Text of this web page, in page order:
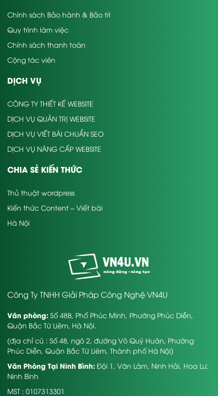
Chính sách Bảo hành & Bảo trì
Quy trình làm việc
Chính sách thanh toán
Cộng tác viên
DỊCH VỤ
CÔNG TY THIẾT KẾ WEBSITE
DỊCH VỤ QUẢN TRỊ WEBSITE
DỊCH VỤ VIẾT BÀI CHUẨN SEO
DỊCH VỤ NÂNG CẤP WEBSITE
CHIA SẺ KIẾN THỨC
Thủ thuật wordpress
Kiến thức Content – Viết bài
Hà Nội
Công Ty TNHH Giải Pháp Công Nghệ VN4U
Văn phòng: Số 48B, Phố Phúc Minh, Phường Phúc Diễn,
Quận Bắc Từ Liêm, Hà Nội.
(địa chỉ cũ : Số 48, ngõ 2, đường Võ Quý Huân, Phường
Phúc Diễn, Quận Bắc Từ Liêm, Thành phố Hà Nội)
Văn Phòng Tại Ninh Bình: Đội 1, Văn Lâm, Ninh Hải, Hoa Lư,
Ninh Bình
MST : 0107313301